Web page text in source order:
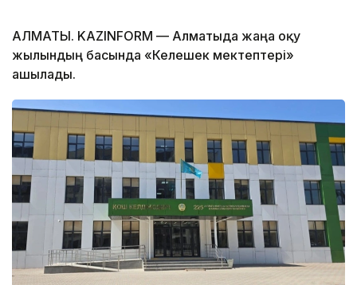
АЛМАТЫ. KAZINFORM — Алматыда жаңа оқу
жылындың басында «Келешек мектептері»
ашылады.